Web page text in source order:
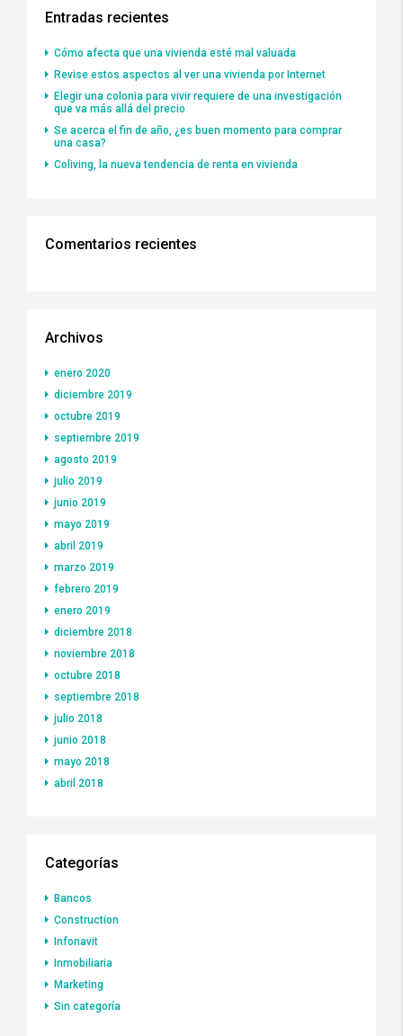
Entradas recientes
Cómo afecta que una vivienda esté mal valuada
Revise estos aspectos al ver una vivienda por Internet
Elegir una colonia para vivir requiere de una investigación
que va más allá del precio
Se acerca el fin de año, ¿es buen momento para comprar
una casa?
Coliving, la nueva tendencia de renta en vivienda
Comentarios recientes
Archivos
enero 2020
diciembre 2019
octubre 2019
septiembre 2019
agosto 2019
julio 2019
junio 2019
mayo 2019
abril 2019
marzo 2019
febrero 2019
enero 2019
diciembre 2018
noviembre 2018
octubre 2018
septiembre 2018
julio 2018
junio 2018
mayo 2018
abril 2018
Categorías
Bancos
Construction
Infonavit
Inmobiliaria
Marketing
Sin categoría